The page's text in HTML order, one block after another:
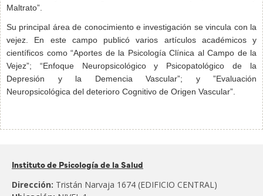
Maltrato”.
Su principal área de conocimiento e investigación se vincula con la
vejez. En este campo publicó varios artículos académicos y
científicos como “Aportes de la Psicología Clínica al Campo de la
Vejez”; “Enfoque Neuropsicológico y Psicopatológico de la
Depresión y la Demencia Vascular”; y ”Evaluación
Neuropsicológica del deterioro Cognitivo de Origen Vascular”.
al:
Instituto de Psicología de la Salud
Dirección: Tristán Narvaja 1674 (EDIFICIO CENTRAL)